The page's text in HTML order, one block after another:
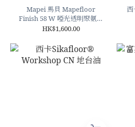
Mapei 馬貝 Mapefloor
Finish 58 W 啞光透明聚氨酯
面漆
HK$1,600.00